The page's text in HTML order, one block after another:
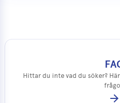
Hittar du inte vad du söker?
arrow_forward